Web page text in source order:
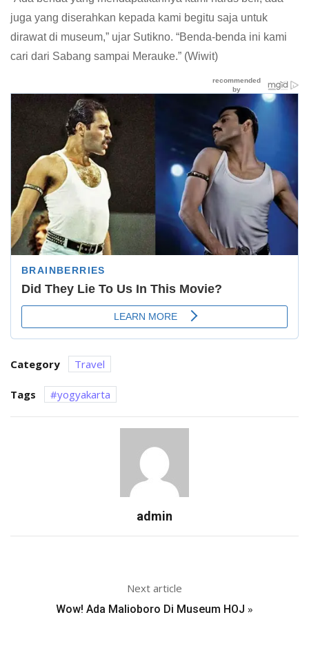
juga yang diserahkan kepada kami begitu saja untuk
dirawat di museum,” ujar Sutikno. “Benda-benda ini kami
cari dari Sabang sampai Merauke.” (Wiwit)
Category Travel
Tags yogyakarta
admin
Next article
Wow! Ada Malioboro Di Museum HOJ »